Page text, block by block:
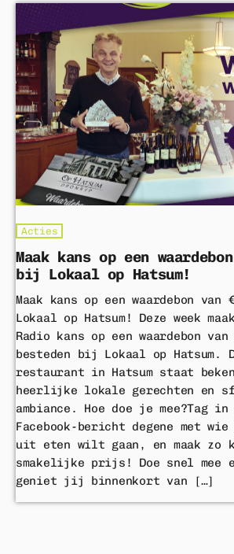
Acties
Maak kans op een
bij Lokaal op Hatsum!
Maak kans op een waardebon van
Lokaal op Hatsum! Deze week
Radio kans op een waardebon
besteden bij Lokaal op Hatsum.
restaurant in Hatsum staat
heerlijke lokale gerechten en
ambiance. Hoe doe je mee?Tag in
Facebook-bericht degene met
uit eten wilt gaan, en maak zo
smakelijke prijs! Doe snel mee
geniet jij binnenkort van […]